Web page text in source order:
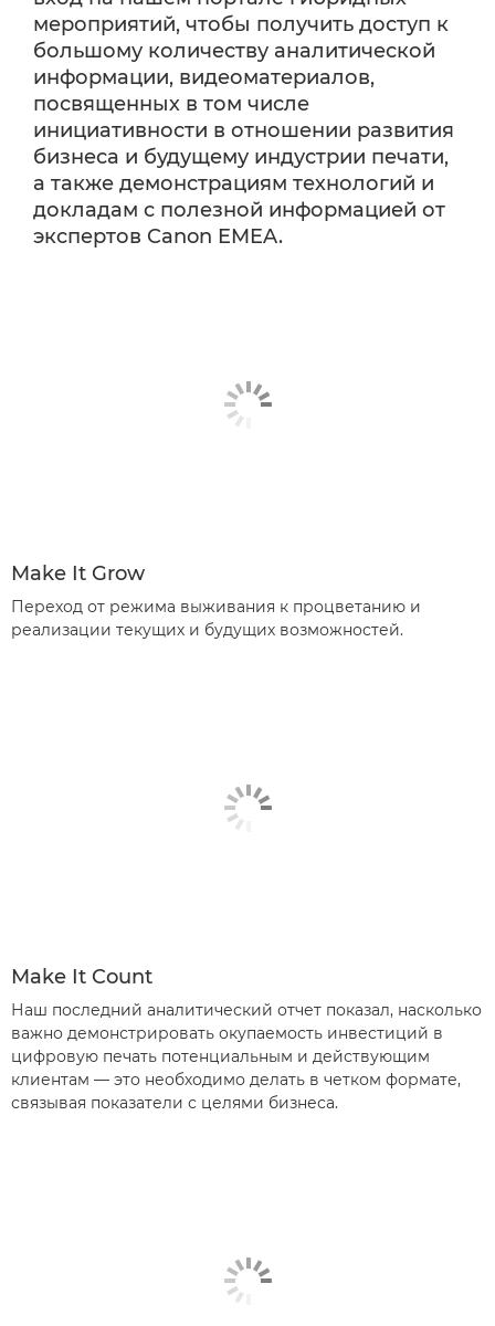
мероприятий, чтобы получить доступ к
большому количеству аналитической
информации, видеоматериалов,
посвященных в том числе
инициативности в отношении развития
бизнеса и будущему индустрии печати,
а также демонстрациям технологий и
докладам с полезной информацией от
экспертов Canon EMEA.
Make It Grow
Переход от режима выживания к процветанию и
реализации текущих и будущих возможностей.
Make It Count
Наш последний аналитический отчет показал, насколько
важно демонстрировать окупаемость инвестиций в
цифровую печать потенциальным и действующим
клиентам — это необходимо делать в четком формате,
связывая показатели с целями бизнеса.